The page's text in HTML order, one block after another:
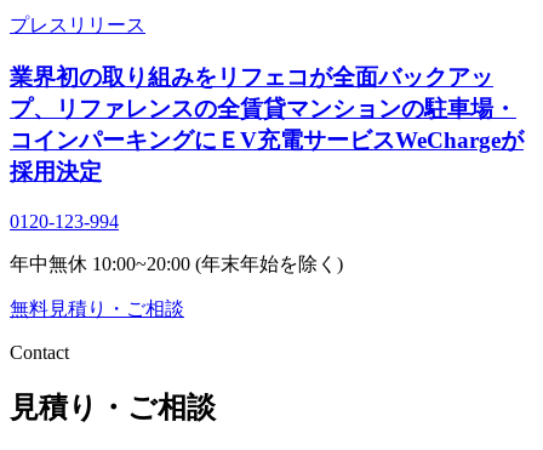
プレスリリース
業界初の取り組みをリフェコが全面バックアッ
プ、リファレンスの全賃貸マンションの駐車場・
コインパーキングにＥV充電サービスWeChargeが
採用決定
0120-123-994
年中無休 10:00~20:00 (年末年始を除く)
無料見積り・ご相談
Contact
見積り・ご相談